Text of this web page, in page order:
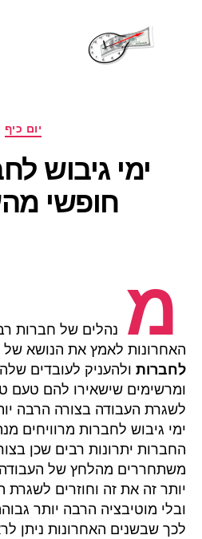
יום כיף
ימי גיבוש
חופשי
מ נהלים של חברות
האחרונות לאמץ את הנושא של
לחברות ולהעניק לעובדים
ומרשימים שישאירו להם טעם
לשגרת העבודה בצורה הרבה
ימי גיבוש לחברות מרוויחים
החברות יתרונות רבים שכן
משתחררים מהלחץ של
יותר זה את זה וחוזרים לשגרת
ובלי מוטיבציה הרבה יותר
לכך שבשנים האחרונות ניתן